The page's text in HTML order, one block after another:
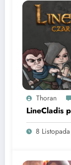
Thoran
LineCladis
8